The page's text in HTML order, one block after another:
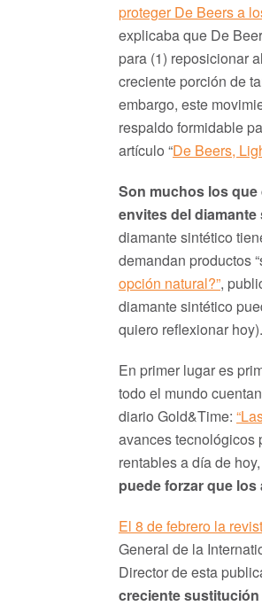
proteger De Beers a
explicaba que De
para (1) reposicionar
creciente porción de
embargo, este
respaldo formidable
artículo “De Beers,
Son muchos los
envites del
diamante sintético
demandan productos
opción natural?”,
diamante sintético
quiero reflexionar hoy).
En primer lugar es
todo el mundo
diario Gold&Time:
avances tecnológicos
rentables a día de
puede forzar que
El 8 de febrero la
General de la
Director de esta
creciente sustitución